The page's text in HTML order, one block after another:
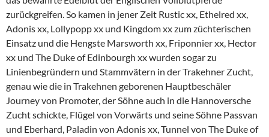
zurückgreifen. So kamen in jener Zeit Rustic xx, Ethelred xx,
Adonis xx, Lollypopp xx und Kingdom xx zum züchterischen
Einsatz und die Hengste Marsworth xx, Friponnier xx, Hector
xx und The Duke of Edinbourgh xx wurden sogar zu
Linienbegründern und Stammvätern in der Trakehner Zucht,
genau wie die in Trakehnen geborenen Hauptbeschäler
Journey von Promoter, der Söhne auch in die Hannoversche
Zucht schickte, Flügel von Vorwärts und seine Söhne Passvan
und Eberhard, Paladin von Adonis xx, Tunnel von The Duke of